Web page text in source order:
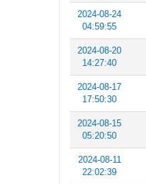
2024-08-24
04:59:55
2024-08-20
14:27:40
2024-08-17
17:50:30
2024-08-15
05:20:50
2024-08-11
22:02:39